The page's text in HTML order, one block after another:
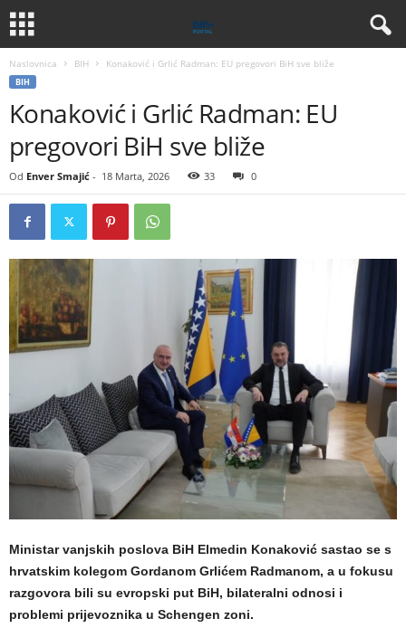
Naslovnica BIH Konaković i Grlić Radman: EU pregovori BiH sve bliže
BIH
Konaković i Grlić Radman: EU
pregovori BiH sve bliže
Od Enver Smajić - 18 Marta, 2026 33 0
Ministar vanjskih poslova BiH Elmedin Konaković sastao se s
hrvatskim kolegom Gordanom Grlićem Radmanom, a u fokusu
razgovora bili su evropski put BiH, bilateralni odnosi i
problemi prijevoznika u Schengen zoni.